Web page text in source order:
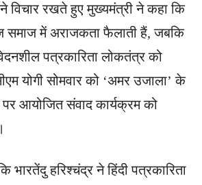
विचार रखते हुए मुख्यमंत्री ने कहा कि
में अराजकता फैलाती हैं, जबकि
पत्रकारिता लोकतंत्र को
योगी सोमवार को ‘अमर उजाला’ के
पर आयोजित संवाद कार्यक्रम को
भारतेंदु हरिश्चंद्र ने हिंदी पत्रकारिता